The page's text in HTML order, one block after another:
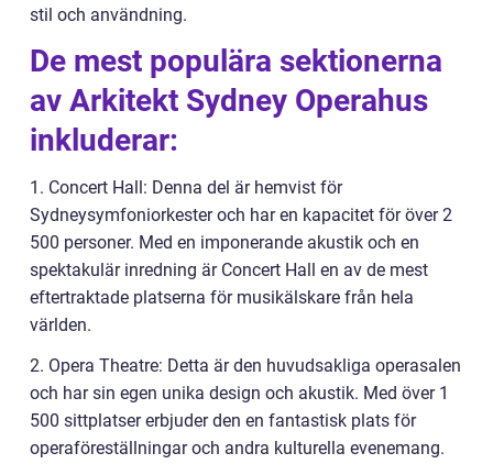
stil och användning.
De mest populära sektionerna
av Arkitekt Sydney Operahus
inkluderar:
1. Concert Hall: Denna del är hemvist för
Sydneysymfoniorkester och har en kapacitet för över 2
500 personer. Med en imponerande akustik och en
spektakulär inredning är Concert Hall en av de mest
eftertraktade platserna för musikälskare från hela
världen.
2. Opera Theatre: Detta är den huvudsakliga operasalen
och har sin egen unika design och akustik. Med över 1
500 sittplatser erbjuder den en fantastisk plats för
operaföreställningar och andra kulturella evenemang.